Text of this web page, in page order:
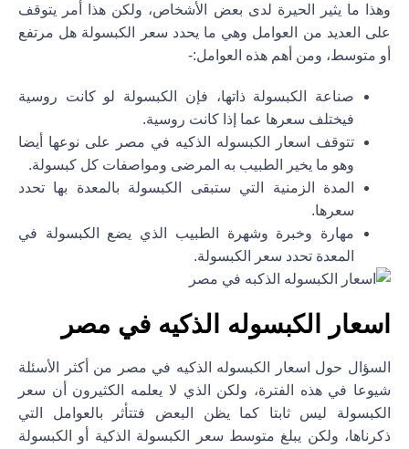
وهذا ما يثير الحيرة لدى بعض الأشخاص، ولكن هذا أمر يتوقف
على العديد من العوامل وهي ما يحدد سعر الكبسولة هل مرتفع
أو متوسط، ومن أهم هذه العوامل:-
صناعة الكبسولة ذاتها، فإن الكبسولة لو كانت روسية
فيختلف سعرها عما إذا كانت روسية.
تتوقف اسعار الكبسوله الذكيه في مصر على نوعها أيضا
وهو ما يخير الطبيب به المرضى ومواصفات كل كبسولة.
المدة الزمنية التي ستبقى الكبسولة بالمعدة بها تحدد
سعرها.
مهارة وخبرة وشهرة الطبيب الذي يضع الكبسولة في
المعدة تحدد سعر الكبسولة.
اسعار الكبسوله الذكيه في مصر
السؤال حول اسعار الكبسوله الذكيه في مصر من أكثر الأسئلة
شيوعا في هذه الفترة، ولكن الذي لا يعلمه الكثيرون أن سعر
الكبسولة ليس ثابتا كما يظن البعض فتتأثر بالعوامل التي
ذكرناها، ولكن يبلغ متوسط سعر الكبسولة الذكية أو الكبسولة